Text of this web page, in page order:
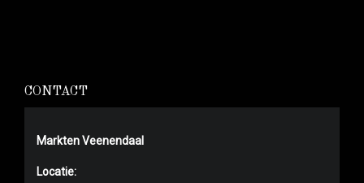
CONTACT
Markten Veenendaal
Locatie: